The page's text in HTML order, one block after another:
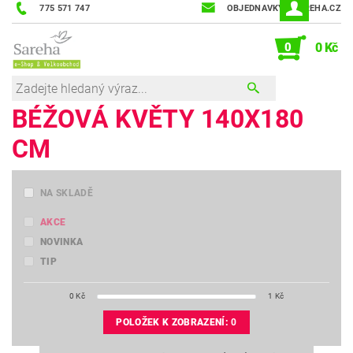
775 571 747 OBJEDNAVKY@SAREHA.CZ
0 0 Kč
BÉŽOVÁ KVĚTY 140X180
CM
NA SKLADĚ
AKCE
NOVINKA
TIP
0 Kč 1 Kč
POLOŽEK K ZOBRAZENÍ:0